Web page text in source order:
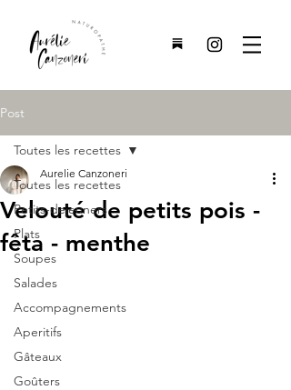
Post
Toutes les recettes
Petits-dejeuners
Plats
Soupes
Salades
Accompagnements
Aperitifs
Gâteaux
Goûters
Toutes les recettes
Velouté de petits pois -
fêta - menthe
Aurelie Canzoneri